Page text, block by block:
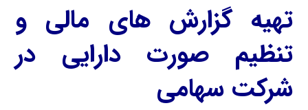
تهیه گزارش های مالی و
تنظیم صورت دارایی در
شرکت سهامی